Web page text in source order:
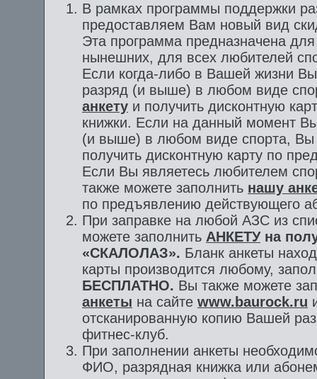
В рамках программы поддержки
предоставляем Вам новый вид
Эта программа предназначена
нынешних, для всех любителей
Если когда-либо в Вашей жизни
разряд (и выше) в любом виде
анкету и получить дисконтную
книжки. Если на данный момент
(и выше) в любом виде спорта, Вы
получить дисконтную карту по
Если Вы являетесь любителем
также можете заполнить нашу
по предъявлению действующего
При заправке на любой АЗС из
можете заполнить АНКЕТУна
«СКАЛОЛАЗ». Бланк анкеты
карты производится любому,
БЕСПЛАТНО. Вы также можете
анкеты на сайте www.baurock.ru
отсканированную копию Вашей
фитнес-клуб.
При заполнении анкеты
ФИО, разрядная книжка или